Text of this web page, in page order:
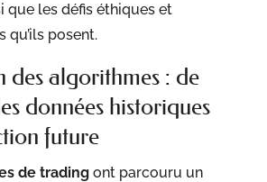
que les défis éthiques et
qu’ils posent.
des algorithmes : de
données historiques
future
de tradingont parcouru un